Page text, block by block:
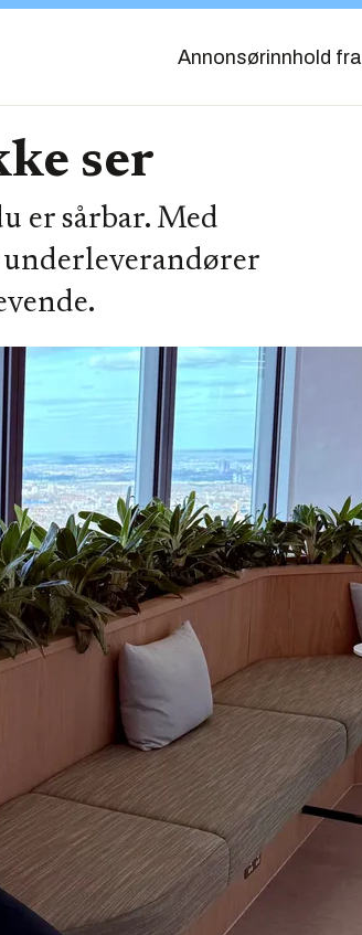
Annonsørinnhold fra
ser
er sårbar. Med